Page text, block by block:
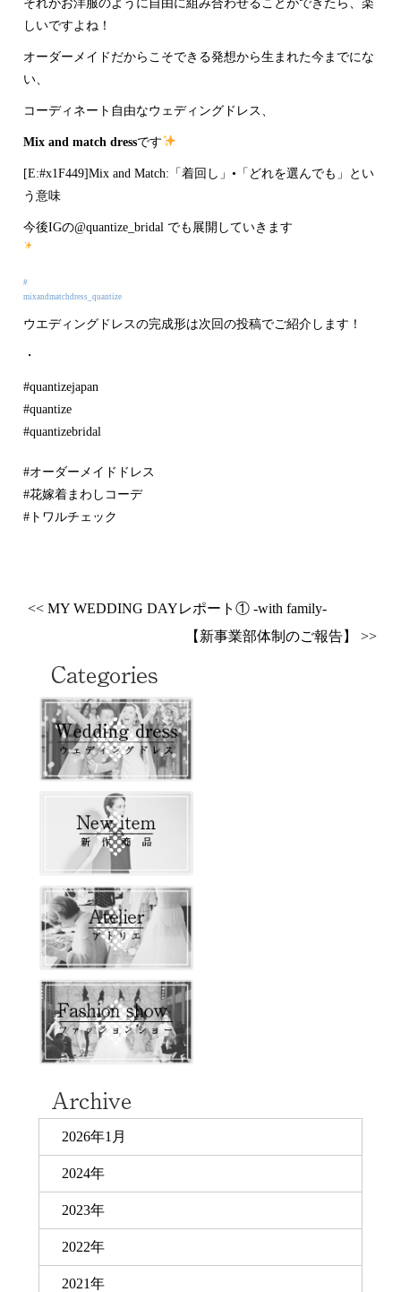
しいですよね！
オーダーメイドだからこそできる発想から生まれた今までにな
い、
コーディネート自由なウェディングドレス、
Mix and match dressです
[E:#x1F449]Mix and Match:「着回し」•「どれを選んでも」とい
う意味
今後IGの@quantize_bridal でも展開していきます
#
mixandmatchdress_quantize
ウエディングドレスの完成形は次回の投稿でご紹介します！
・
#quantizejapan
#quantize
#quantizebridal
#オーダーメイドドレス
#花嫁着まわしコーデ
#トワルチェック
<< MY WEDDING DAYレポート① -with family-
【新事業部体制のご報告】 >>
2026年1月
2024年
2023年
2022年
2021年